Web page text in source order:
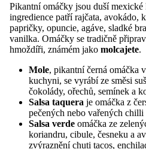
Pikantní omáčky jsou duší
ingredience patří rajčata, avokádo,
papričky, opuncie, agáve, sladké
vanilka. Omáčky se tradičně
hmoždíři, známém jako molcajete.
Mole, pikantní černá omáčka
kuchyni, se vyrábí ze směsi
čokolády, ořechů, semínek a
Salsa taquera je omáčka z
pečených nebo vařených chilli
Salsa verde omáčka ze
koriandru, cibule, česneku a
zvýraznění chuti tacos,